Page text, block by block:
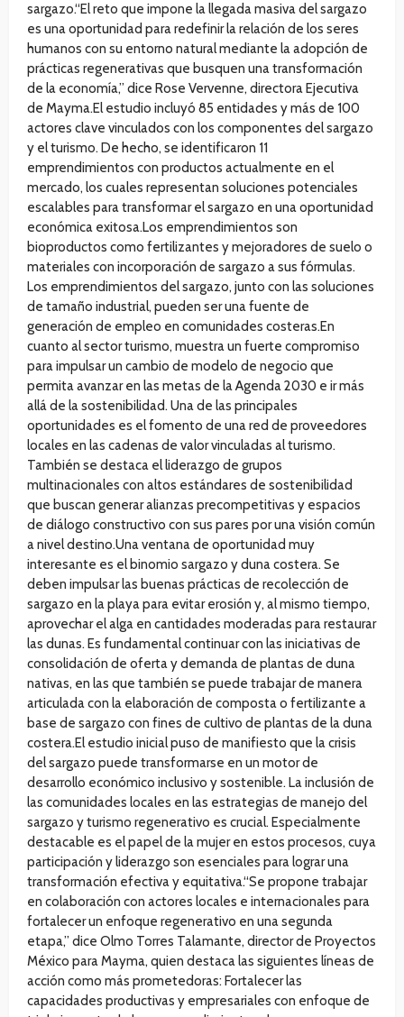
sargazo.“El reto que impone la llegada masiva del sargazo
es una oportunidad para redefinir la relación de los seres
humanos con su entorno natural mediante la adopción de
prácticas regenerativas que busquen una transformación
de la economía,” dice Rose Vervenne, directora Ejecutiva
de Mayma.El estudio incluyó 85 entidades y más de 100
actores clave vinculados con los componentes del sargazo
y el turismo. De hecho, se identificaron 11
emprendimientos con productos actualmente en el
mercado, los cuales representan soluciones potenciales
escalables para transformar el sargazo en una oportunidad
económica exitosa.Los emprendimientos son
bioproductos como fertilizantes y mejoradores de suelo o
materiales con incorporación de sargazo a sus fórmulas.
Los emprendimientos del sargazo, junto con las soluciones
de tamaño industrial, pueden ser una fuente de
generación de empleo en comunidades costeras.En
cuanto al sector turismo, muestra un fuerte compromiso
para impulsar un cambio de modelo de negocio que
permita avanzar en las metas de la Agenda 2030 e ir más
allá de la sostenibilidad. Una de las principales
oportunidades es el fomento de una red de proveedores
locales en las cadenas de valor vinculadas al turismo.
También se destaca el liderazgo de grupos
multinacionales con altos estándares de sostenibilidad
que buscan generar alianzas precompetitivas y espacios
de diálogo constructivo con sus pares por una visión común
a nivel destino.Una ventana de oportunidad muy
interesante es el binomio sargazo y duna costera. Se
deben impulsar las buenas prácticas de recolección de
sargazo en la playa para evitar erosión y, al mismo tiempo,
aprovechar el alga en cantidades moderadas para restaurar
las dunas. Es fundamental continuar con las iniciativas de
consolidación de oferta y demanda de plantas de duna
nativas, en las que también se puede trabajar de manera
articulada con la elaboración de composta o fertilizante a
base de sargazo con fines de cultivo de plantas de la duna
costera.El estudio inicial puso de manifiesto que la crisis
del sargazo puede transformarse en un motor de
desarrollo económico inclusivo y sostenible. La inclusión de
las comunidades locales en las estrategias de manejo del
sargazo y turismo regenerativo es crucial. Especialmente
destacable es el papel de la mujer en estos procesos, cuya
participación y liderazgo son esenciales para lograr una
transformación efectiva y equitativa.“Se propone trabajar
en colaboración con actores locales e internacionales para
fortalecer un enfoque regenerativo en una segunda
etapa,” dice Olmo Torres Talamante, director de Proyectos
México para Mayma, quien destaca las siguientes líneas de
acción como más prometedoras: Fortalecer las
capacidades productivas y empresariales con enfoque de